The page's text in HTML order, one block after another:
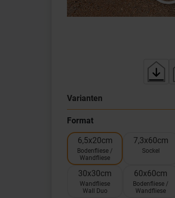
Varianten
Format
6,5x20cm
Bodenfliese /
Wandfliese
7,3x60cm
Sockel
30x30cm
Wandfliese
Wall Duo
60x60cm
Bodenfliese /
Wandfliese